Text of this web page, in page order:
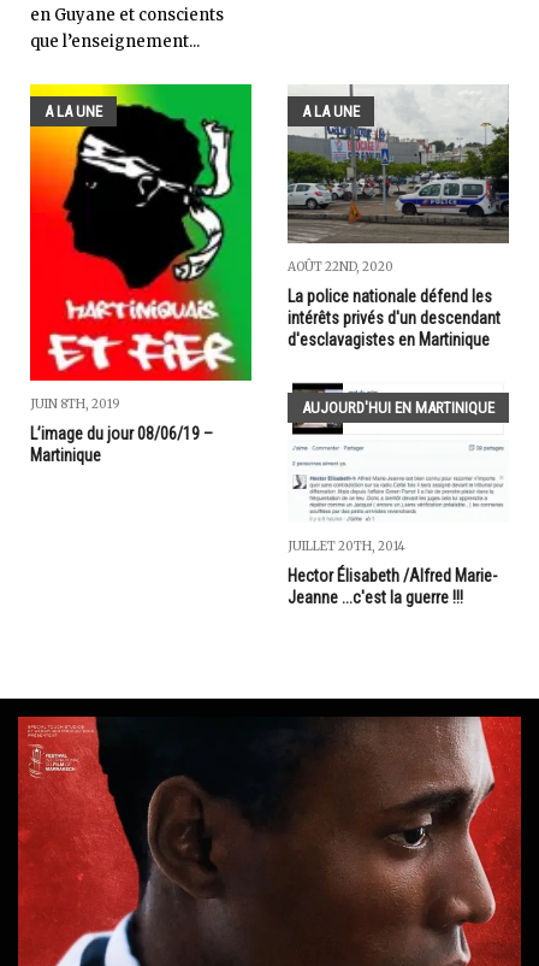
en Guyane et conscients
que l’enseignement...
A LA UNE
JUIN 8TH, 2019
L’image du jour 08/06/19 –
Martinique
A LA UNE
AOÛT 22ND, 2020
La police nationale défend les
intérêts privés d'un descendant
d'esclavagistes en Martinique
AUJOURD'HUI EN MARTINIQUE
JUILLET 20TH, 2014
Hector Élisabeth /Alfred Marie-
Jeanne ...c'est la guerre !!!